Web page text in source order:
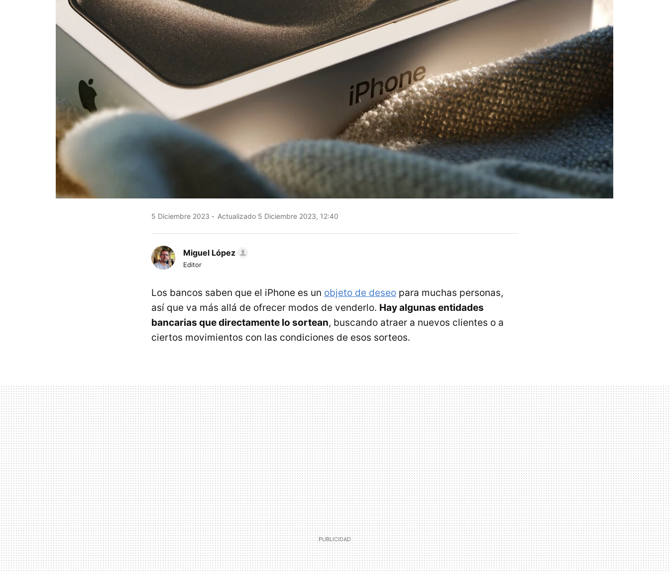
5 Diciembre 2023 Actualizado 5 Diciembre 2023, 12:40
Miguel López
Editor
Los bancos saben que el iPhone es un objeto de deseo para muchas personas,
así que va más allá de ofrecer modos de venderlo. Hay algunas entidades
bancarias que directamente lo sortean, buscando atraer a nuevos clientes o a
ciertos movimientos con las condiciones de esos sorteos.